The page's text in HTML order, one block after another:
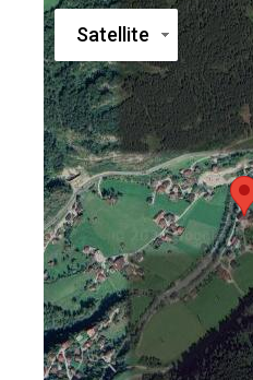
Satellite